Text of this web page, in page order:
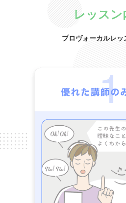
レッスン
プロヴォーカルレッ